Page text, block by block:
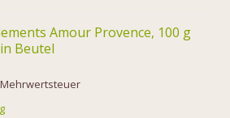
Amour Provence, 100 g
Beutel